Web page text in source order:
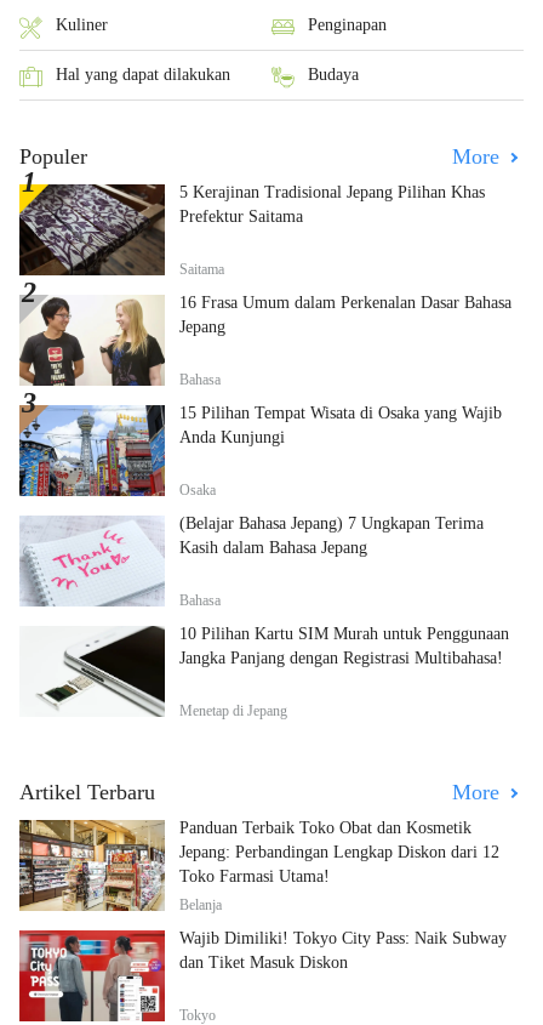
Kuliner Penginapan
Hal yang dapat dilakukan Budaya
Populer More
5 Kerajinan Tradisional Jepang Pilihan Khas
Prefektur Saitama
Saitama
16 Frasa Umum dalam Perkenalan Dasar Bahasa
Jepang
Bahasa
15 Pilihan Tempat Wisata di Osaka yang Wajib
Anda Kunjungi
Osaka
(Belajar Bahasa Jepang) 7 Ungkapan Terima
Kasih dalam Bahasa Jepang
Bahasa
10 Pilihan Kartu SIM Murah untuk Penggunaan
Jangka Panjang dengan Registrasi Multibahasa!
Menetap di Jepang
Artikel Terbaru More
Panduan Terbaik Toko Obat dan Kosmetik
Jepang: Perbandingan Lengkap Diskon dari 12
Toko Farmasi Utama!
Belanja
Wajib Dimiliki! Tokyo City Pass: Naik Subway
dan Tiket Masuk Diskon
Tokyo